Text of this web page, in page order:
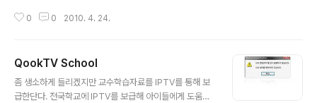
옛날 구글을 찾다보니... 어... 웹검색들이 있는 거다. 오...
누가해서 관리는 잘 하지 않는다. 그저 감사에 지적당하지
하다보면 그런 기록이 가장 중요하다는 것을 깨닫게 되고
그것을 체계적으로 관리하고픈 욕구를 느낀다. 그래서... 결
국 A4 초고속스캐너를 샀다. 아... 그놈에 지름신... 어쨌던
0 0 2010. 4. 24.
QookTV School
좀 생소하게 들리겠지만 교수학습자료를 IPTV를 통해 보
급한단다. 전국학교에 IPTV를 보급해 아이들에게 도움을